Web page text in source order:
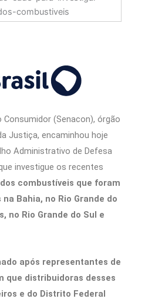
(Senacon), órgão
Justiça, encaminhou hoje
Administrativo de Defesa
investigue os recentes
combustíveis que foram
Bahia, no Rio Grande do
no Rio Grande do Sul e
após representantes de
que distribuidoras desses
e do Distrito Federal